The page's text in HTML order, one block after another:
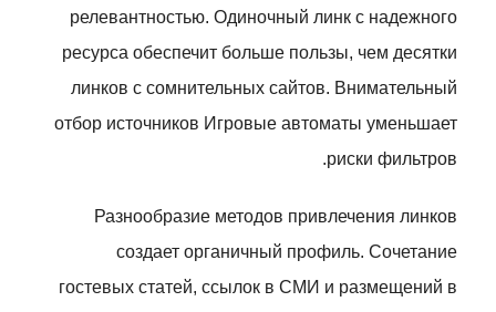
релевантностью. Одиночный линк с надежного
ресурса обеспечит больше пользы, чем десятки
линков с сомнительных сайтов. Внимательный
отбор источников Игровые автоматы уменьшает
риски фильтров.
Разнообразие методов привлечения линков
создает органичный профиль. Сочетание
гостевых статей, ссылок в СМИ и размещений в